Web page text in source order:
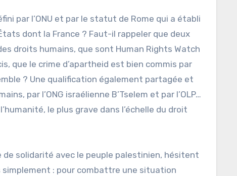
par l’ONU et par le statut de Rome qui a établi
dont la France ? Faut-il rappeler que deux
droits humains, que sont Human Rights Watch
que le crime d’apartheid est bien commis par
? Une qualification également partagée et
par l’ONG israélienne B’Tselem et par l’OLP…
le plus grave dans l’échelle du droit
solidarité avec le peuple palestinien, hésitent
simplement : pour combattre une situation